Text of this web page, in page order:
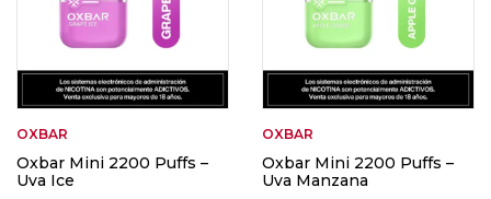
OXBAR
Oxbar Mini 2200 Puffs –
Uva Ice
OXBAR
Oxbar Mini 2200 Puffs –
Uva Manzana